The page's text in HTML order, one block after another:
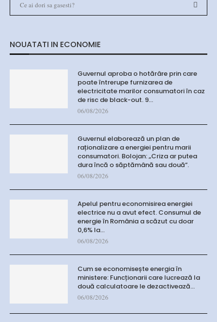
NOUATATI IN ECONOMIE
Guvernul aproba o hotărâre prin care
poate întrerupe furnizarea de
electricitate marilor consumatori în caz
de risc de black-out. 9…
06/08/2026
Guvernul elaborează un plan de
raționalizare a energiei pentru marii
consumatori. Bolojan: „Criza ar putea
dura încă o săptămână sau două”.
06/08/2026
Apelul pentru economisirea energiei
electrice nu a avut efect. Consumul de
energie în România a scăzut cu doar
0,6% la…
06/08/2026
Cum se economisește energia în
ministere: Funcționarii care lucrează la
două calculatoare le dezactivează…
06/08/2026